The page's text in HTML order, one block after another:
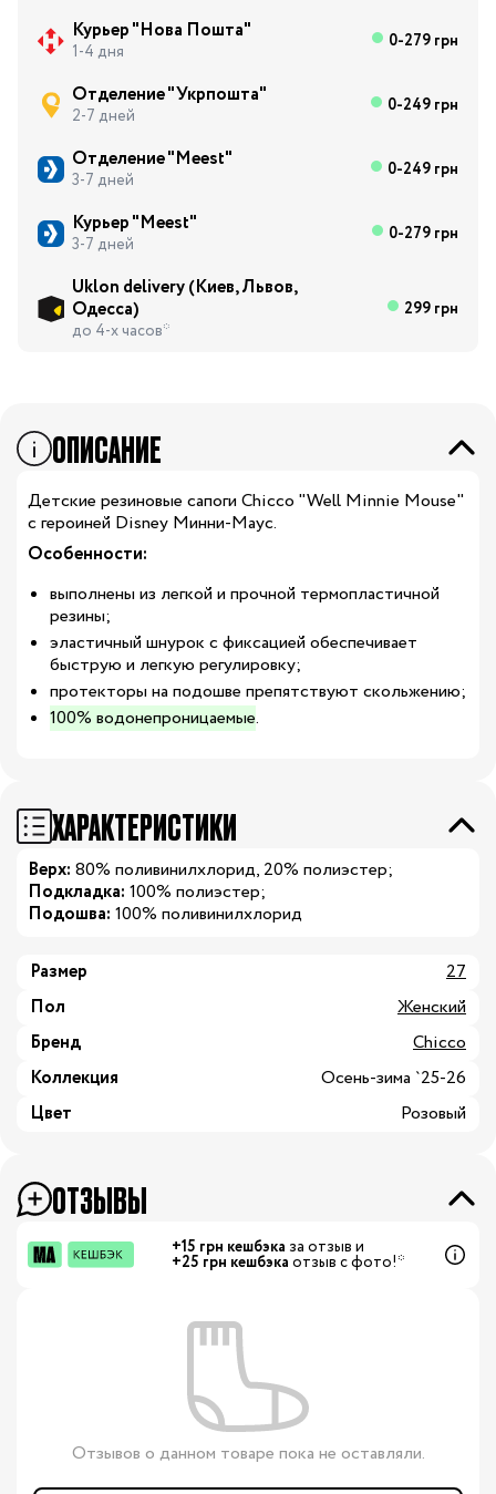
Курьер "Нова Пошта"
1-4 дня 0-279 грн
Отделение "Укрпошта"
2-7 дней 0-249 грн
Отделение "Meest"
3-7 дней 0-249 грн
Курьер "Meest"
3-7 дней 0-279 грн
Uklon delivery (Киев, Львов,
Одесса)
до 4-х часов*
299 грн
ОПИСАНИЕ
Детские резиновые сапоги Chicco "Well Minnie Mouse"
с героиней Disney Минни-Маус.
Особенности:
выполнены из легкой и прочной термопластичной
резины;
эластичный шнурок с фиксацией обеспечивает
быструю и легкую регулировку;
протекторы на подошве препятствуют скольжению;
100% водонепроницаемые.
ХАРАКТЕРИСТИКИ
Верх: 80% поливинилхлорид, 20% полиэстер;
Подкладка: 100% полиэстер;
Подошва: 100% поливинилхлорид
Размер
27
Пол
Женский
Бренд
Chicco
Коллекция
Осень-зима `25-26
Цвет
Розовый
ОТЗЫВЫ
+15 грн кешбэка за отзыв и
+25 грн кешбэка отзыв с фото!*
Отзывов о данном товаре пока не оставляли.